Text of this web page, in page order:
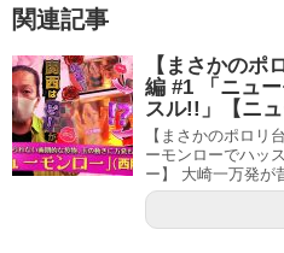
関連記事
【まさかのポ
編 #1 「ニュ
スル!!」【ニュ
【まさかのポロリ
ーモンローでハッ
ー】 大崎一万発が